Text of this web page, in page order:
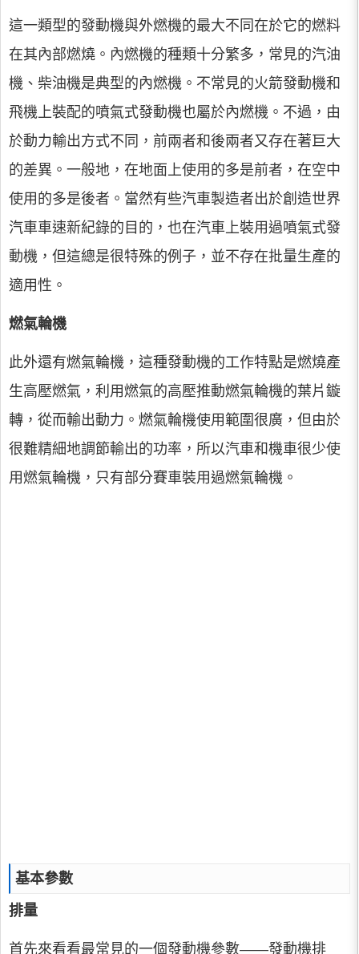
這一類型的發動機與外燃機的最大不同在於它的燃料
在其內部燃燒。內燃機的種類十分繁多，常見的汽油
機、柴油機是典型的內燃機。不常見的火箭發動機和
飛機上裝配的噴氣式發動機也屬於內燃機。不過，由
於動力輸出方式不同，前兩者和後兩者又存在著巨大
的差異。一般地，在地面上使用的多是前者，在空中
使用的多是後者。當然有些汽車製造者出於創造世界
汽車車速新紀錄的目的，也在汽車上裝用過噴氣式發
動機，但這總是很特殊的例子，並不存在批量生產的
適用性。
燃氣輪機
此外還有燃氣輪機，這種發動機的工作特點是燃燒產
生高壓燃氣，利用燃氣的高壓推動燃氣輪機的葉片鏇
轉，從而輸出動力。燃氣輪機使用範圍很廣，但由於
很難精細地調節輸出的功率，所以汽車和機車很少使
用燃氣輪機，只有部分賽車裝用過燃氣輪機。
基本參數
排量
首先來看看最常見的一個發動機參數——發動機排